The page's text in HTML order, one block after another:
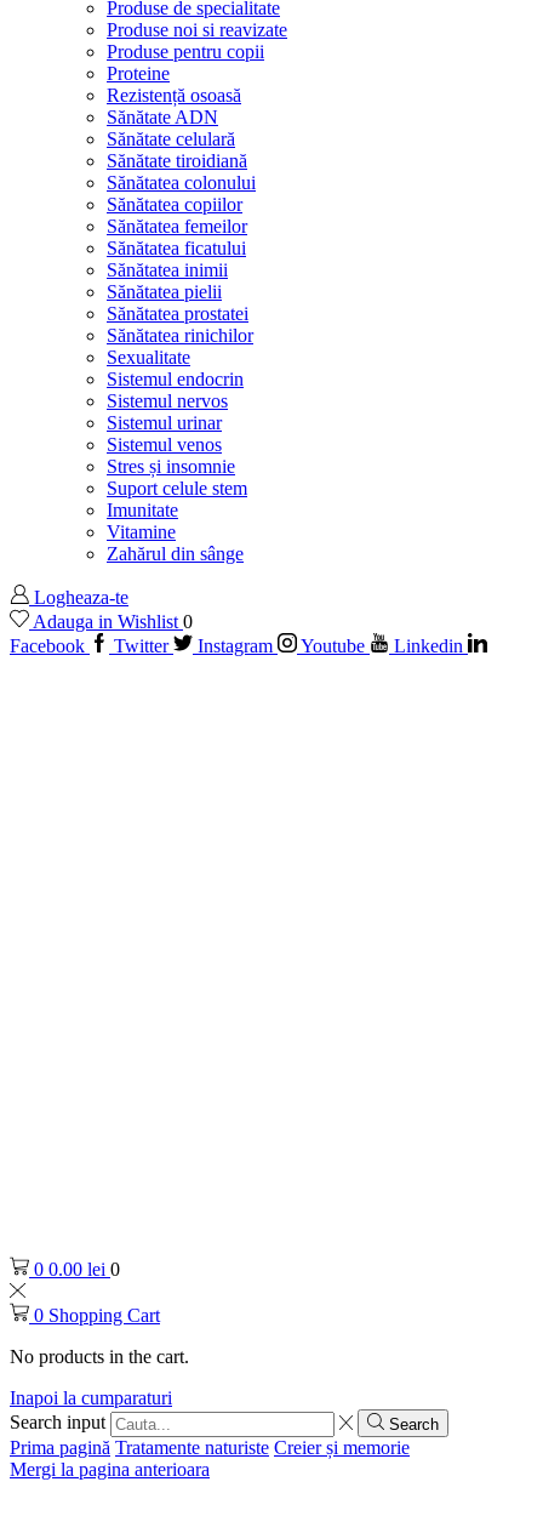
Produse de specialitate
Produse noi si reavizate
Produse pentru copii
Proteine
Rezistență osoasă
Sănătate ADN
Sănătate celulară
Sănătate tiroidiană
Sănătatea colonului
Sănătatea copiilor
Sănătatea femeilor
Sănătatea ficatului
Sănătatea inimii
Sănătatea pielii
Sănătatea prostatei
Sănătatea rinichilor
Sexualitate
Sistemul endocrin
Sistemul nervos
Sistemul urinar
Sistemul venos
Stres și insomnie
Suport celule stem
Imunitate
Vitamine
Zahărul din sânge
Logheaza-te
Adauga in Wishlist 0
Facebook
Twitter Instagram Youtube Linkedin
0 0.00 lei 0
0 Shopping Cart
No products in the cart.
Inapoi la cumparaturi
Search input
Search
Prima pagină Tratamente naturiste Creier și memorie
Mergi la pagina anterioara